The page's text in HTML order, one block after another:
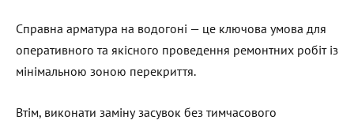
Справна арматура на водогоні — це ключова умова для
оперативного та якісного проведення ремонтних робіт із
мінімальною зоною перекриття.
Втім, виконати заміну засувок без тимчасового